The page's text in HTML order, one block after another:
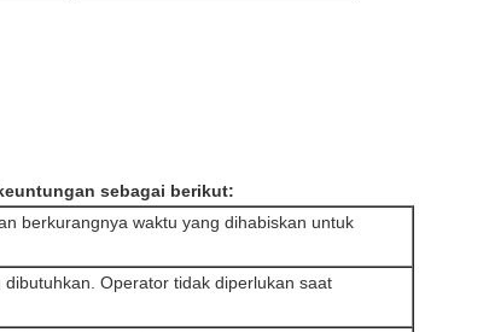
sebagai berikut:
berkurangnya waktu yang dihabiskan untuk
Operator tidak diperlukan saat